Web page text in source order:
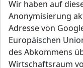
Wir haben auf
Anonymisierung
Adresse von
Europäischen
des Abkommens
Wirtschaftsraum